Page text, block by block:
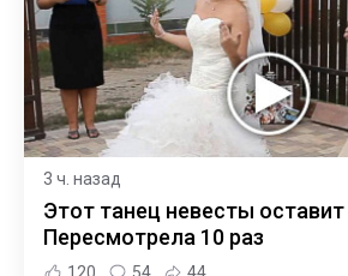
3 ч. назад
Этот танец невесты
Пересмотрела 10 раз